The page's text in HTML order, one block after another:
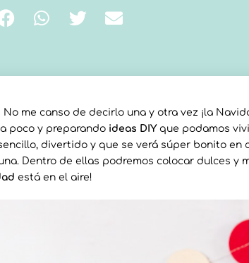
No me canso de decirlo una y otra vez ¡la
poco y preparando ideas DIY que podamos
divertido y que se verá súper bonito en
Dentro de ellas podremos colocar dulces y
está en el aire!